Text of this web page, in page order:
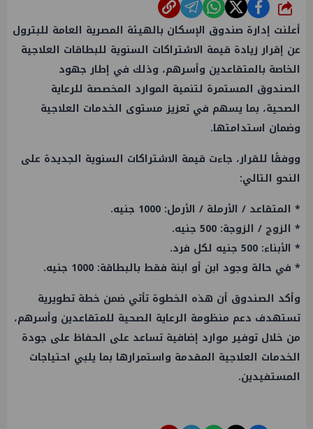
شارك
أعلنت إدارة صندوق الإسكان بالهيئة المصرية العامة للبترول
عن إقرار زيادة قيمة الاشتراكات السنوية للبطاقات العلاجية
الخاصة بالمتقاعدين وأسرهم، وذلك في إطار جهود
الصندوق المستمرة لتنمية الموارد المخصصة للرعاية
الصحية، بما يسهم في تعزيز مستوى الخدمات العلاجية
وضمان استدامتها.
ووفقًا للقرار، جاءت قيمة الاشتراكات السنوية الجديدة على
النحو التالي:
* المتقاعد / الأرملة / الأرمل: 1000 جنيه.
* الزوج / الزوجة: 500 جنيه.
* الأبناء: 500 جنيه لكل فرد.
* في حالة وجود ابن أو ابنة فقط بالبطاقة: 1000 جنيه.
وأكد الصندوق أن هذه الخطوة تأتي ضمن خطة تطويرية
تستهدف دعم منظومة الرعاية الصحية للمتقاعدين وأسرهم،
من خلال توفير موارد إضافية تساعد على الحفاظ على جودة
الخدمات العلاجية المقدمة واستمرارها بما يلبي احتياجات
المستفيدين.